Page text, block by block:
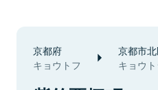
京都府
キョウトフ
京都市
キョウ